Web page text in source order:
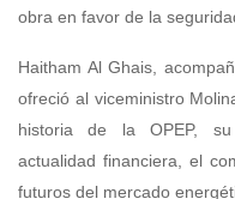
obra en favor de la
Haitham Al Ghais,
ofreció al viceministro
historia de la OPEP,
actualidad financiera, el
futuros del mercado